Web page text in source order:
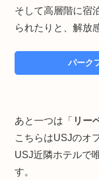
そして高層階に宿
られたりと、解放
パーク
あと一つは「 リー
こちらはUSJのオ
USJ近隣ホテルで
す。